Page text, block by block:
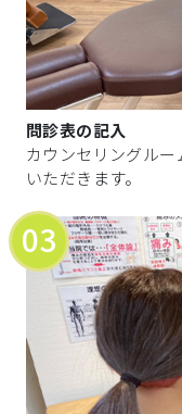
問診表の記入
カウンセリングル
いただきます。
03